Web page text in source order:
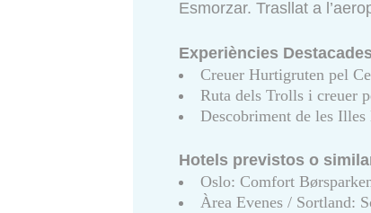
Esmorzar. Trasllat a
Experiències
Creuer Hurtigruten pel
Ruta dels Trolls i creuer
Descobriment de les
Hotels previstos o
Oslo: Comfort
Àrea Evenes / Sortland: